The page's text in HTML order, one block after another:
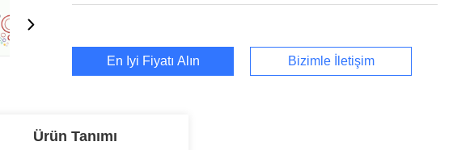
En İyi Fiyatı Alın Bizimle İletişim
Ürün Tanımı